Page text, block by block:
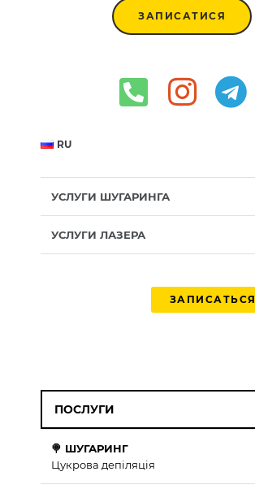
ЗАПИСАТИСЯ
RU
УСЛУГИ ШУГАРИНГА
УСЛУГИ ЛАЗЕРА
ЗАПИСАТЬСЯ
ПОСЛУГИ
🍭 ШУГАРИНГ
Цукрова депіляція